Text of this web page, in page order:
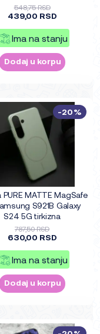
548,75 RSD
439,00 RSD
Ima na stanju
Dodaj u korpu
PURE MATTE MagSafe
S921B Galaxy
S24 5G tirkizna
787,50 RSD
630,00 RSD
Ima na stanju
Dodaj u korpu
-20%